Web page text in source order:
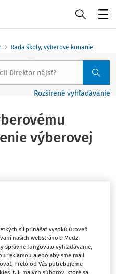
Rada školy, výberové konanie
Rozšírené vyhľadávanie
výberovej
konania. Znenie
výsledku výberového
formálne správne. Doteraz
síl prinášať vysokú úroveň
našich webstránok. Medzi
správne fungovalo vyhľadávanie,
reklamou alebo aby sme mali
Preto od Vás potrebujeme